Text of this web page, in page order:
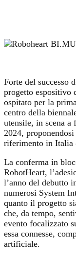
Forte del successo
progetto espositivo
ospitato per la
centro della
utensile, in scena
2024,
riferimento in Italia
La conferma in
RobotHeart,
l’anno del debutto
numerosi System
quanto il progetto
che, da tempo,
evento focalizzato
essa connesse,
artificiale.